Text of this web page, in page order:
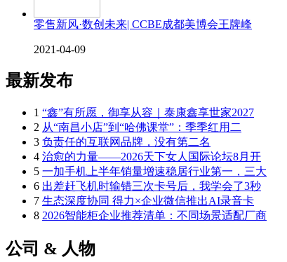
零售新风·数创未来| CCBE成都美博会王牌峰
2021-04-09
最新发布
1 “鑫”有所愿，御享从容｜泰康鑫享世家2027
2 从“南昌小店”到“哈佛课堂”：季季红用二
3 负责任的互联网品牌，没有第二名
4 治愈的力量——2026天下女人国际论坛8月开
5 一加手机上半年销量增速稳居行业第一，三大
6 出差赶飞机时输错三次卡号后，我学会了3秒
7 生态深度协同 得力×企业微信推出AI录音卡
8 2026智能柜企业推荐清单：不同场景适配厂商
公司 & 人物